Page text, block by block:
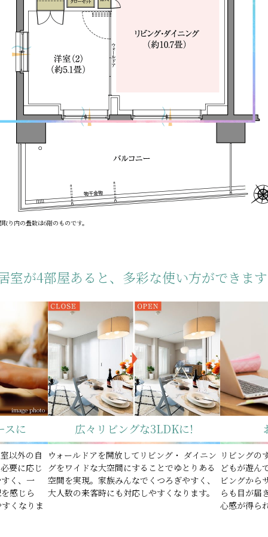
り内の畳数は6階のものです。
室が4部屋あると、 多彩な使い方ができま
image photo
スに
以外の自
要に応じ
く、一
感じら
くなりま
広々リビングな3LDKに!
ウォールドアを開放してリビング・ ダイニン
グをワイドな大空間にすることでゆとりある
空間を実現。家族みんなでくつろぎやすく、
大人数の来客時にも対応しやすくなります。
リビングの
どもが遊ん
ビングから
らも目が届
心感が得ら